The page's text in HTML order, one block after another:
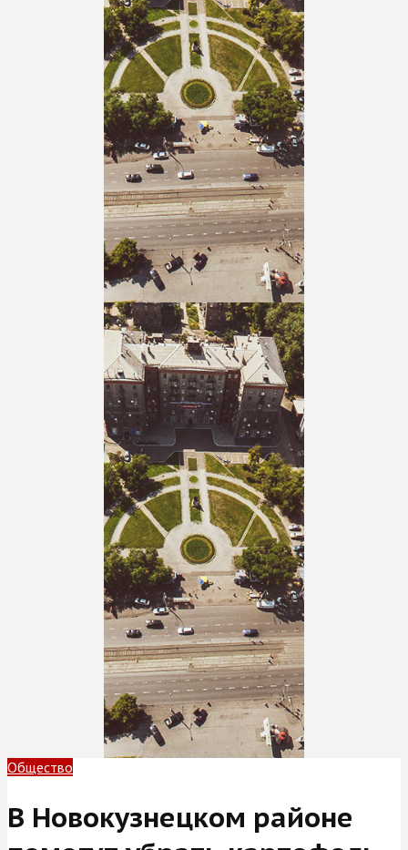
Общество
В Новокузнецком районе